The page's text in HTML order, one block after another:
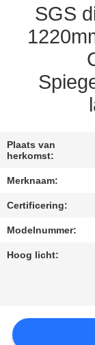
NIEUWS
EEN
OFFERTE
SITEMAP
SGS
Plaats van
herkomst:
Merknaam:
Certificering:
Modelnummer:
Hoog licht: